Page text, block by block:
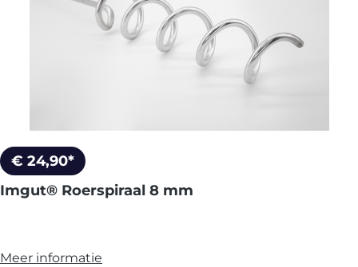
€ 24,90*
Imgut® Roerspiraal 8 mm
Meer informatie